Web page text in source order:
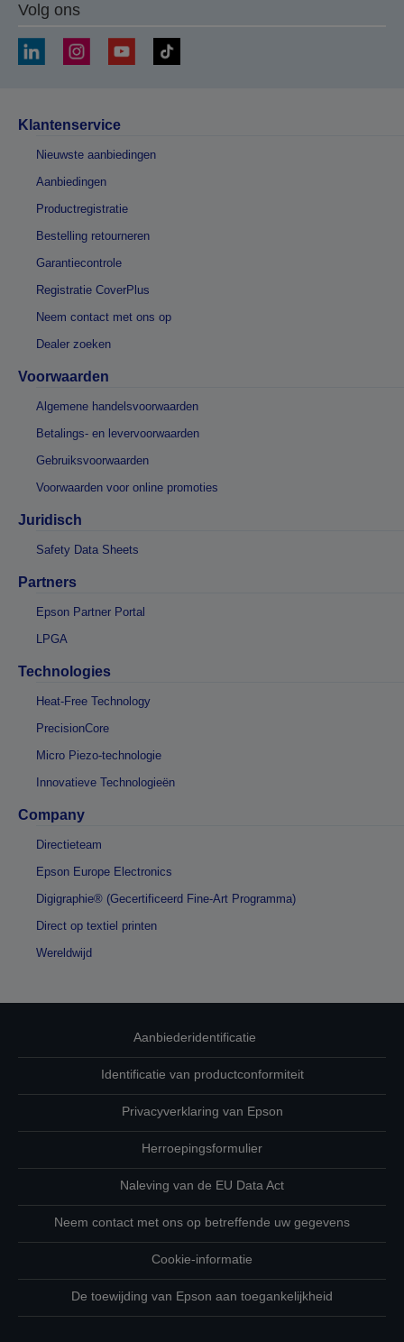
Volg ons
Klantenservice
Nieuwste aanbiedingen
Aanbiedingen
Productregistratie
Bestelling retourneren
Garantiecontrole
Registratie CoverPlus
Neem contact met ons op
Dealer zoeken
Voorwaarden
Algemene handelsvoorwaarden
Betalings- en levervoorwaarden
Gebruiksvoorwaarden
Voorwaarden voor online promoties
Juridisch
Safety Data Sheets
Partners
Epson Partner Portal
LPGA
Technologies
Heat-Free Technology
PrecisionCore
Micro Piezo-technologie
Innovatieve Technologieën
Company
Directieteam
Epson Europe Electronics
Digigraphie® (Gecertificeerd Fine-Art Programma)
Direct op textiel printen
Wereldwijd
Aanbiederidentificatie
Identificatie van productconformiteit
Privacyverklaring van Epson
Herroepingsformulier
Naleving van de EU Data Act
Neem contact met ons op betreffende uw gegevens
Cookie-informatie
De toewijding van Epson aan toegankelijkheid